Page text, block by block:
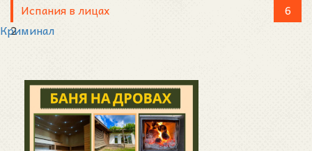
Испания в лицах
6
Криминал
2